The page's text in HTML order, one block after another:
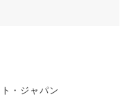
・ジャパン